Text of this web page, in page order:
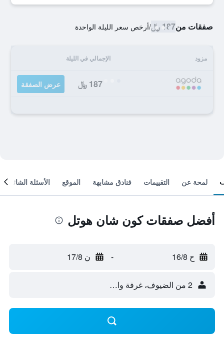
صفقات من187 ﷼ /أرخص سعر الليلة الواحدة
مزود الإجمالي في الليلة
187 ﷼ عرض الصفقة
لمحة عن التقييمات فنادق مشابهة الموقع الأسئلة الشائعة
أفضل صفقات كون شان هوتل
ح 16/8 - ن 17/8
2 من الضيوف، غرفة واحدة